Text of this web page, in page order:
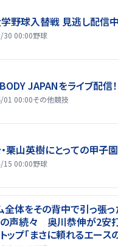
野球入替戦 見逃し配信中
30 00:00野球
JAPANをライブ配信！
01 00:00その他競技
栗山英樹にとっての甲子
15 00:00野球
全体をその背中で引っ張っ
声続々 奥川恭伸が2安
ップ「まさに頼れるエースの